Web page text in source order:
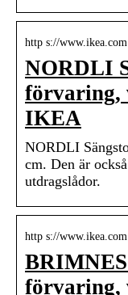
http s://
NORDLI
förvaring,
IKEA
NORDLI
cm. Den är
utdragslådor.
http s://
BRIMNES
förvaring,